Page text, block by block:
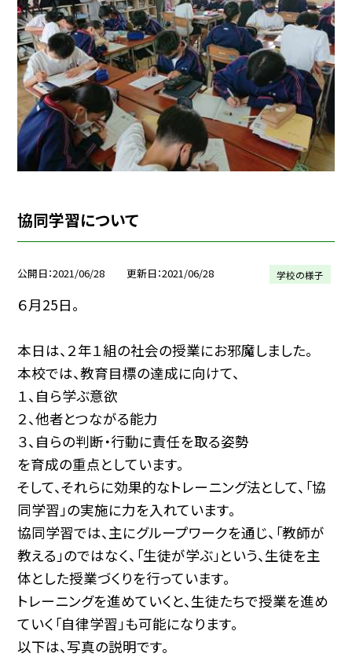
協同学習について
公開日 2021/06/28 更新日 2021/06/28 学校の様子
６月25日。
本日は、２年１組の社会の授業にお邪魔しました。
本校では、教育目標の達成に向けて、
１、自ら学ぶ意欲
２、他者とつながる能力
３、自らの判断・行動に責任を取る姿勢
を育成の重点としています。
そして、それらに効果的なトレーニング法として、「協
同学習」の実施に力を入れています。
協同学習では、主にグループワークを通じ、「教師が
教える」のではなく、「生徒が学ぶ」という、生徒を主
体とした授業づくりを行っています。
トレーニングを進めていくと、生徒たちで授業を進め
ていく「自律学習」も可能になります。
以下は、写真の説明です。